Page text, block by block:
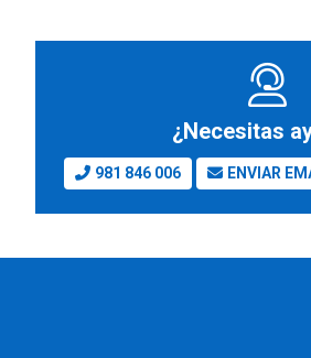
¿Necesitas
981 846 006 ENVIAR